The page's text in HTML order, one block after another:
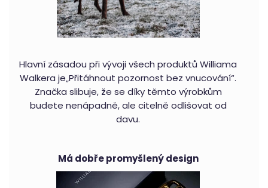
Hlavní zásadou při vývoji všech produktů Williama
Walkera je„Přitáhnout pozornost bez vnucování“.
Značka slibuje, že se díky těmto výrobkům
budete nenápadně, ale citelně odlišovat od
davu.
Má dobře promyšlený design